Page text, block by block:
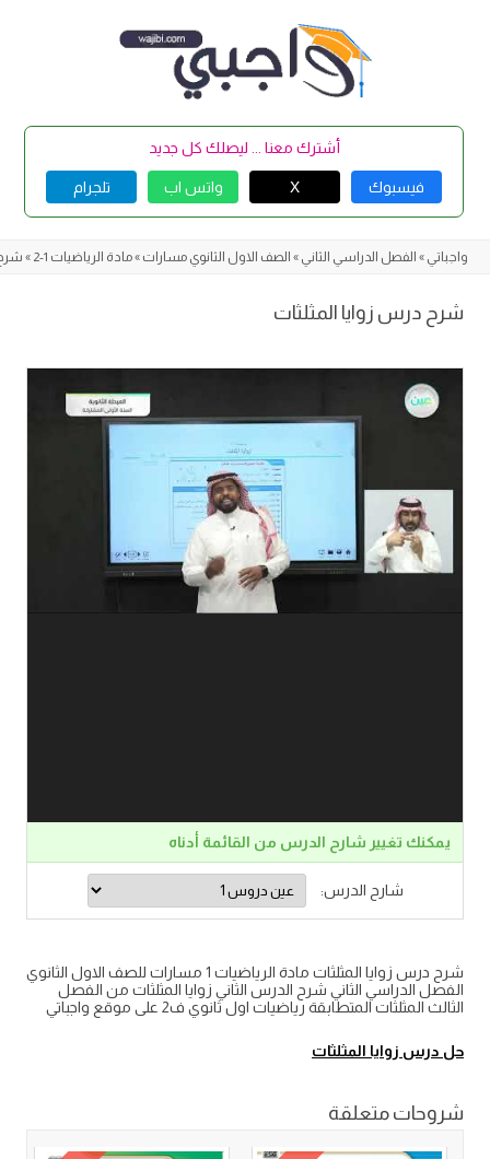
أشترك معنا ... ليصلك كل جديد
فيسبوك X واتس اب تلجرام
واجباتي » الفصل الدراسي الثاني » الصف الاول الثانوي مسارات »مادة الرياضيات 1-2 » شرح
شرح درس زوايا المثلثات
يمكنك تغيير شارح الدرس من القائمة أدناه
شارح الدرس:
شرح درس زوايا المثلثات مادة الرياضيات 1 مسارات للصف الاول الثانوي
الفصل الدراسي الثاني شرح الدرس الثاني زوايا المثلثات من الفصل
الثالث المثلثات المتطابقة رياضيات اول ثانوي ف2 على موقع واجباتي
حل درس زوايا المثلثات
شروحات متعلقة